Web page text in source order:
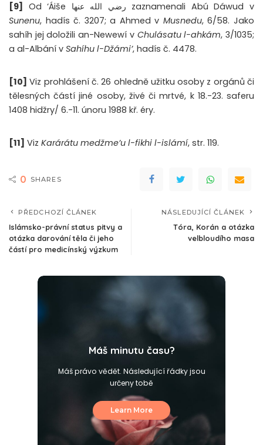
[9]
Od ‘Áiše رضي الله عنها zaznamenali Abú Dáwud v
Sunenu, hadís č. 3207; a Ahmed v Musnedu, 6/58. Jako
sahíh jej doložili an-Newewí v Chulásatu l-ahkám, 3/1035;
a al-Albání v Sahíhu l-Džámi’, hadís č. 4478.
[10] Viz prohlášení č. 26 ohledně užitku osoby z orgánů či
tělesných částí jiné osoby, živé či mrtvé, k 18.-23. saferu
1408 hidžry/ 6.-11. únoru 1988 kř. éry.
[11] Viz Karárátu medžme’u l-fikhi l-islámí, str. 119.
0 SHARES
PŘEDCHOZÍ ČLÁNEK
Islámsko-právní status pitvy a
otázka darování těla či jeho
částí pro medicínský výzkum
NÁSLEDUJÍCÍ ČLÁNEK
Tóra, Korán a otázka
velbloudího masa
Máš minutu času?
Máš právo vědět. Následující řádky jsou
určeny tobě
Learn More